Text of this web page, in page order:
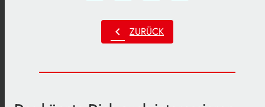
chevron_left ZURÜCK